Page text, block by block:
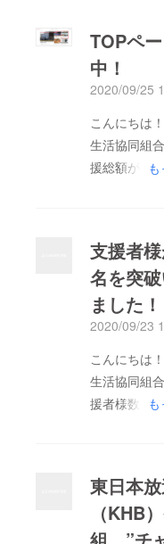
TOPペ
中！
2020/09/25
こんにちは
生活協同組
援総額が
ます。現在
ジに本プロ
掲載されて
トップページ
方へ届くよ
ております
認ください！
支援者
名を突
ました！
2020/09/23
こんにちは
生活協同組
援者様数が
す。また、
度TOPペー
ジェクトが掲
東日本
（KHB